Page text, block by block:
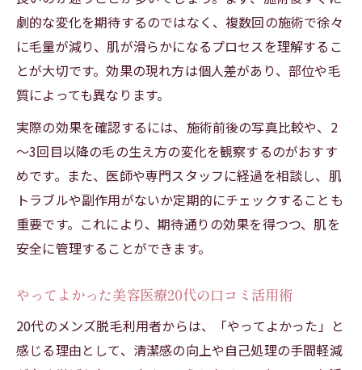
劇的な変化を期待するのではなく、複数回の施術で徐々
に毛量が減り、肌が滑らかになるプロセスを理解するこ
とが大切です。効果の現れ方は個人差があり、部位や毛
質によっても異なります。
実際の効果を確認するには、施術前後の写真比較や、2
～3回目以降の毛の生え方の変化を観察するのがおすす
めです。また、医師や専門スタッフに経過を相談し、肌
トラブルや副作用がないか定期的にチェックすることも
重要です。これにより、期待通りの効果を得つつ、肌を
安全に管理することができます。
やってよかった美容医療20代の口コミ活用術
20代のメンズ脱毛利用者からは、「やってよかった」と
感じる理由として、清潔感の向上や自己処理の手間軽減